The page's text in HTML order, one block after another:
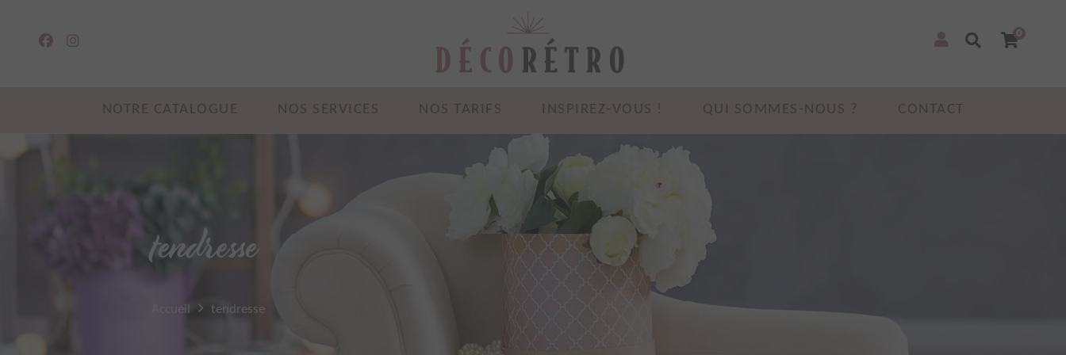
0
NOTRE CATALOGUE NOS SERVICES NOS TARIFS INSPIREZ-VOUS ! QUI SOMMES-NOUS ? CONTACT
tendresse
Accueil tendresse